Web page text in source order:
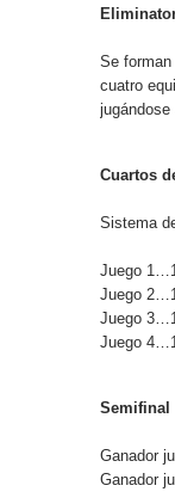
Se
cuatro
jugándose
Cuartos
Sistema
Juego
Juego
Juego
Juego
Semifinal
Ganador
Ganador